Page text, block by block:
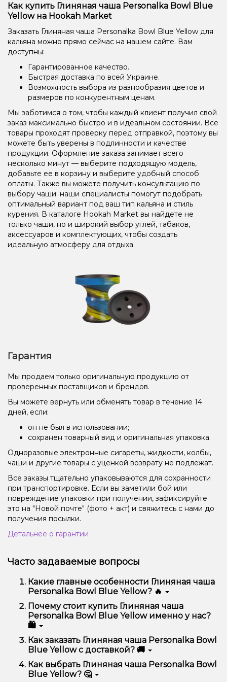
Как купить Глиняная чаша Personalka Bowl Blue
Yellow на Hookah Market
Заказать Глиняная чаша Personalka Bowl Blue Yellow для
кальяна можно прямо сейчас на нашем сайте. Вам
доступны:
Гарантированное качество.
Быстрая доставка по всей Украине.
Возможность выбора из разнообразия цветов и
размеров по конкурентным ценам.
Мы заботимся о том, чтобы каждый клиент получил свой
заказ максимально быстро и в идеальном состоянии. Все
товары проходят проверку перед отправкой, поэтому вы
можете быть уверены в подлинности и качестве
продукции. Оформление заказа занимает всего
несколько минут — выберите подходящую модель,
добавьте ее в корзину и выберите удобный способ
оплаты. Также вы можете получить консультацию по
выбору чаши: наши специалисты помогут подобрать
оптимальный вариант под ваш тип кальяна и стиль
курения. В каталоге Hookah Market вы найдете не
только чаши, но и широкий выбор углей, табаков,
аксессуаров и комплектующих, чтобы создать
идеальную атмосферу для отдыха.
Гарантия
Мы продаем только оригинальную продукцию от
проверенных поставщиков и брендов.
Вы можете вернуть или обменять товар в течение 14
дней, если:
он не был в использовании;
сохранен товарный вид и оригинальная упаковка.
Одноразовые электронные сигареты, жидкости, колбы,
чаши и другие товары с уценкой возврату не подлежат.
Все заказы тщательно упаковываются для сохранности
при транспортировке. Если вы заметили бой или
повреждение упаковки при получении, зафиксируйте
это на "Новой почте" (фото + акт) и свяжитесь с нами до
получения посылки.
Детальнее о гарантии
Часто задаваемые вопросы
Какие главные особенности Глиняная чаша
Personalka Bowl Blue Yellow? 🔥
Глиняная чаша Personalka Bowl Blue Yellow
отличается высоким качеством, удобством
использования и надежностью.
Почему стоит купить Глиняная чаша
Personalka Bowl Blue Yellow именно у нас?
🛍️
Мы предлагаем только оригинальную продукцию,
широкий ассортимент, выгодные цены и быструю
доставку. Кроме того, у нас регулярные акции и
скидки для клиентов!
Как заказать Глиняная чаша Personalka Bowl
Blue Yellow с доставкой? 🚚
Оформить заказ можно в несколько кликов:
Добавьте Глиняная чаша Personalka Bowl Blue
Как выбрать Глиняная чаша Personalka Bowl
Blue Yellow? 🤔